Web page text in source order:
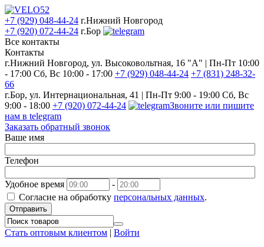
+7 (929) 048-44-24 г.Нижний Новгород
+7 (920) 072-44-24 г.Бор
Все контакты
Контакты
г.Нижний Новгород, ул. Высоковольтная, 16 "А" | Пн-Пт 10:00
- 17:00 Сб, Вс 10:00 - 17:00 +7 (929) 048-44-24 +7 (831) 248-32-
66
г.Бор, ул. Интернациональная, 41 | Пн-Пт 9:00 - 19:00 Сб, Вс
9:00 - 18:00 +7 (920) 072-44-24
Звоните или пишите
нам в telegram
Заказать обратный звонок
Ваше имя
Телефон
Удобное время
-
Согласие на обработку персональных данных.
Отправить
Стать оптовым клиентом | Войти